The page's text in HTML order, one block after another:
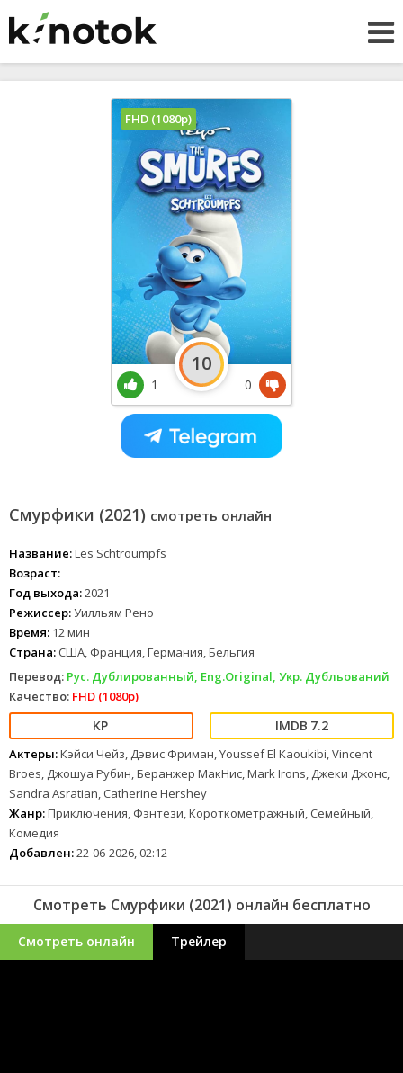
Смурфики (2021) смотреть онлайн
Название:Les Schtroumpfs
Возраст:
Год выхода:2021
Режиссер:Уилльям Рено
Время: 12 мин
Страна: США, Франция, Германия, Бельгия
Перевод: Рус. Дублированный, Eng.Original, Укр. Дубльований
Качество: FHD (1080p)
7.2
Актеры:Кэйси Чейз, Дэвис Фриман, Youssef El Kaoukibi, Vincent
Broes, Джошуа Рубин, Беранжер МакНис, Mark Irons, Джеки Джонс,
Sandra Asratian, Catherine Hershey
Жанр:Приключения, Фэнтези, Короткометражный, Семейный,
Комедия
Добавлен:22-06-2026, 02:12
FHD (1080p)
1
10
0
Смотреть Смурфики (2021) онлайн бесплатно
Смотреть онлайн Трейлер